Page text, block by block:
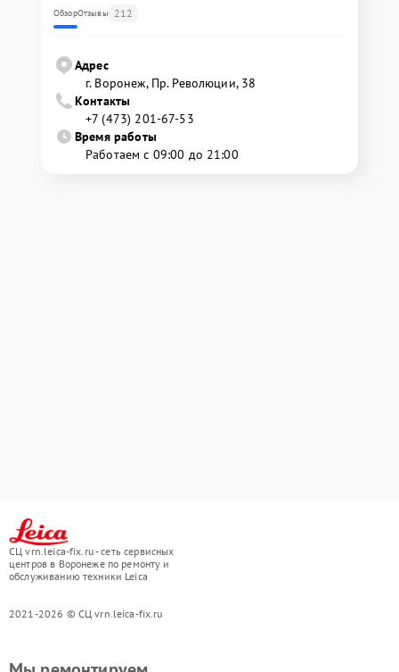
ОбзорОтзывы 212
Адрес
г. Воронеж, Пр. Революции, 38
Контакты
+7 (473) 201-67-53
Время работы
Работаем с 09:00 до 21:00
СЦ vrn.leica-fix.ru - сеть сервисных
центров в Воронеже по ремонту и
обслуживанию техники Leica
2021-2026 © СЦ vrn.leica-fix.ru